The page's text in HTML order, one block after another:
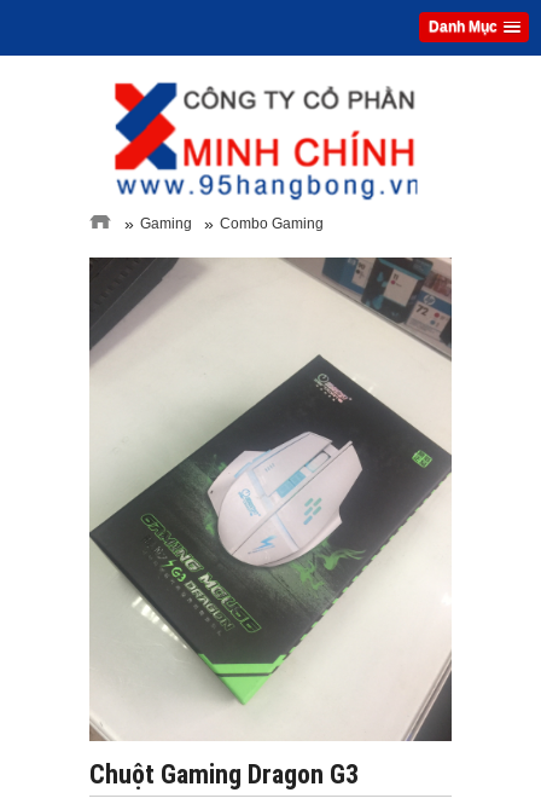
Danh Mục
» Gaming » Combo Gaming
Chuột Gaming Dragon G3